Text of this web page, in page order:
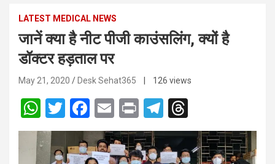
LATEST MEDICAL NEWS
जानें क्या है नीट पीजी काउंसलिंग, क्यों है
डॉक्टर हड़ताल पर
May 21, 2020 Desk Sehat365 | 126 views
W
h
at
T
wi
tt
F
a
ce
E
m
ail
Pr
in
t
T
el
e
hr
e